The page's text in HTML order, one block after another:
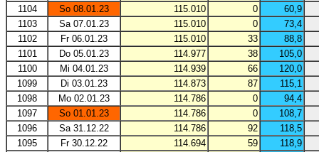
1104
So 08.01.23 115.010 0
60,9
1103
Sa 07.01.23 115.010 0
73,4
1102
Fr 06.01.23 115.010 33
88,8
1101
Do 05.01.23 114.977 38
105,0
1100
Mi 04.01.23 114.939 66
120,0
1099
Di 03.01.23 114.873 87
115,1
1098
Mo 02.01.23 114.786 0
94,4
1097
So 01.01.23 114.786 0
108,7
1096
Sa 31.12.22 114.786 92
118,5
1095
Fr 30.12.22 114.694 59
118,9